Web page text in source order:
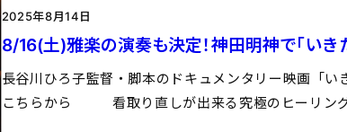
2025年8月14日
8/16(土)雅楽の演奏も決定！神田明神で「い
長谷川ひろ子監督・脚本のドキュメンタリー映画「
こちらから 看取り直しが出来る究極のヒーリン